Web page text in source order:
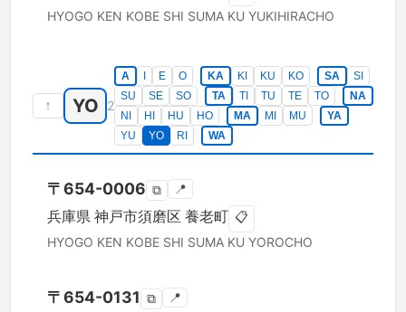
HYOGO KEN KOBE SHI SUMA KU YUKIHIRACHO
↑ YO 2
A E O KA KI KU KO SA
SI
SU
SE SO TA TI TU TE TO
NA
NI
HI HU HO MA MI MU
YA
YU
YO RI WA
〒654-0006 ⧉ 📍
兵庫県 神戸市須磨区 養老町 📋
HYOGO KEN KOBE SHI SUMA KU YOROCHO
〒654-0131 ⧉ 📍